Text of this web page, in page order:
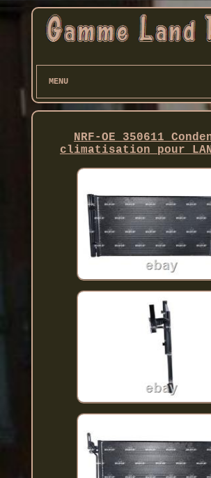
MENU
NRF-OE 350611
climatisation pour